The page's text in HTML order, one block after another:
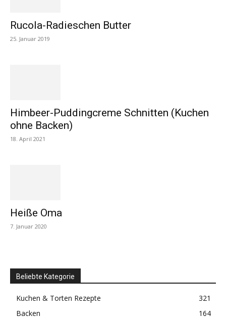
Rucola-Radieschen Butter
25. Januar 2019
Himbeer-Puddingcreme Schnitten (Kuchen
ohne Backen)
18. April 2021
Heiße Oma
7. Januar 2020
Beliebte Kategorie
Kuchen & Torten Rezepte
321
Backen
164